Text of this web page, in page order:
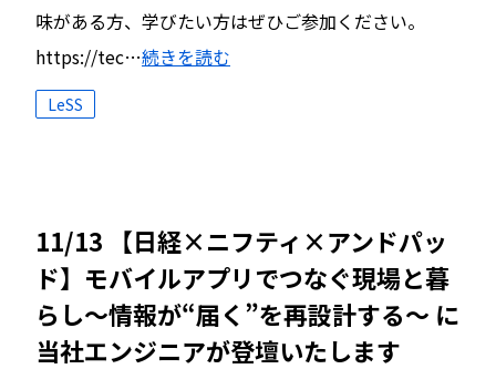
味がある方、学びたい方はぜひご参加ください。
https://tec…続きを読む
LeSS
11/13 【日経×ニフティ×アンドパッ
ド】モバイルアプリでつなぐ現場と暮
らし〜情報が“届く”を再設計する〜 に
当社エンジニアが登壇いたします